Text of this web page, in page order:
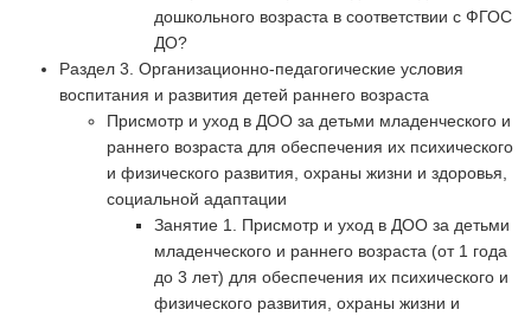
дошкольного возраста в соответствии с ФГОС
ДО?
Раздел 3. Организационно-педагогические условия
воспитания и развития детей раннего возраста
Присмотр и уход в ДОО за детьми младенческого и
раннего возраста для обеспечения их психического
и физического развития, охраны жизни и здоровья,
социальной адаптации
Занятие 1. Присмотр и уход в ДОО за детьми
младенческого и раннего возраста (от 1 года
до 3 лет) для обеспечения их психического и
физического развития, охраны жизни и